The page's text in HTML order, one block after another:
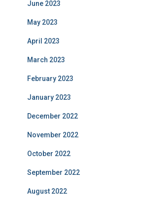
June 2023
May 2023
April 2023
March 2023
February 2023
January 2023
December 2022
November 2022
October 2022
September 2022
August 2022